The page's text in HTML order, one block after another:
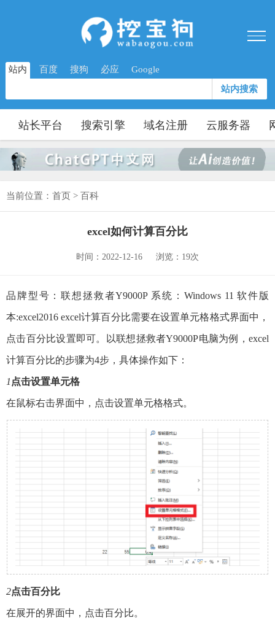
站内 百度 搜狗 必应 Google
站内搜索
站长平台 搜索引擎 域名注册 云服务器
当前位置： 首页 > 百科
excel如何计算百分比
时间：2022-12-16 浏览：19次
品牌型号：联想拯救者Y9000P 系统：Windows 11 软件版
本:excel2016 excel计算百分比需要在设置单元格格式界面中，
点击百分比设置即可。以联想拯救者Y9000P电脑为例，excel
计算百分比的步骤为4步，具体操作如下：
1 点击设置单元格
在鼠标右击界面中，点击设置单元格格式。
2点击百分比
在展开的界面中，点击百分比。